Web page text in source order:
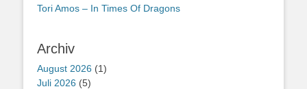
Tori Amos – In Times Of Dragons
Archiv
August 2026 (1)
Juli 2026 (5)